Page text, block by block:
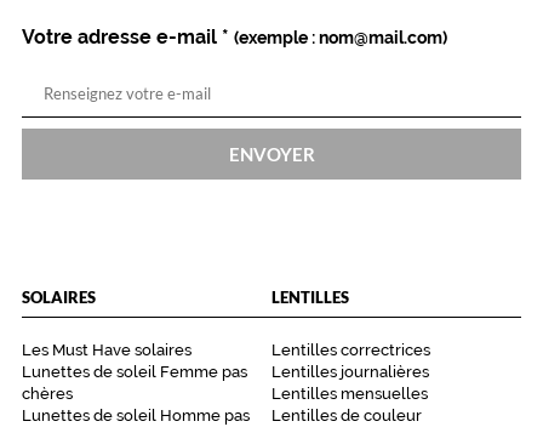
Votre adresse e-mail * (exemple : nom@mail.com)
ENVOYER
SOLAIRES
Les Must Have solaires
Lunettes de soleil Femme pas
chères
Lunettes de soleil Homme pas
LENTILLES
Lentilles correctrices
Lentilles journalières
Lentilles mensuelles
Lentilles de couleur